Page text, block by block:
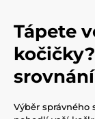
Tápete
Výběr správného